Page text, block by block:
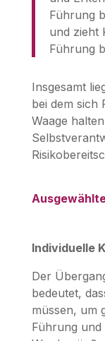
Führung
und zieht
Führung
Insgesamt
bei dem sich
Waage
Individuelle
Der
bedeutet,
müssen, um
Führung und